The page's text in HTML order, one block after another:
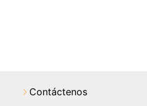
Contáctenos